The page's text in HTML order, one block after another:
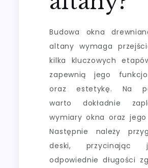
Budowa okna
altany wymaga
kilka kluczowych
zapewnią jego
oraz estetykę. Na
warto dokładnie
wymiary okna oraz jego
Następnie należy
deski,
odpowiednie długości